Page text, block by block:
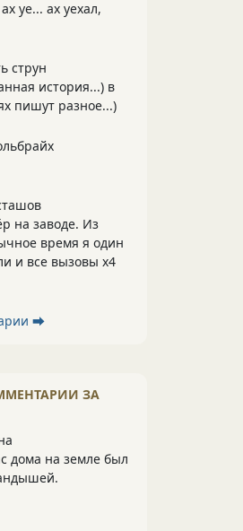
уе... ах уехал,
струн
история...) в
пишут разное...)
на заводе. Из
время я один
и все вызовы х4
⮕
ЗА
дома на земле был